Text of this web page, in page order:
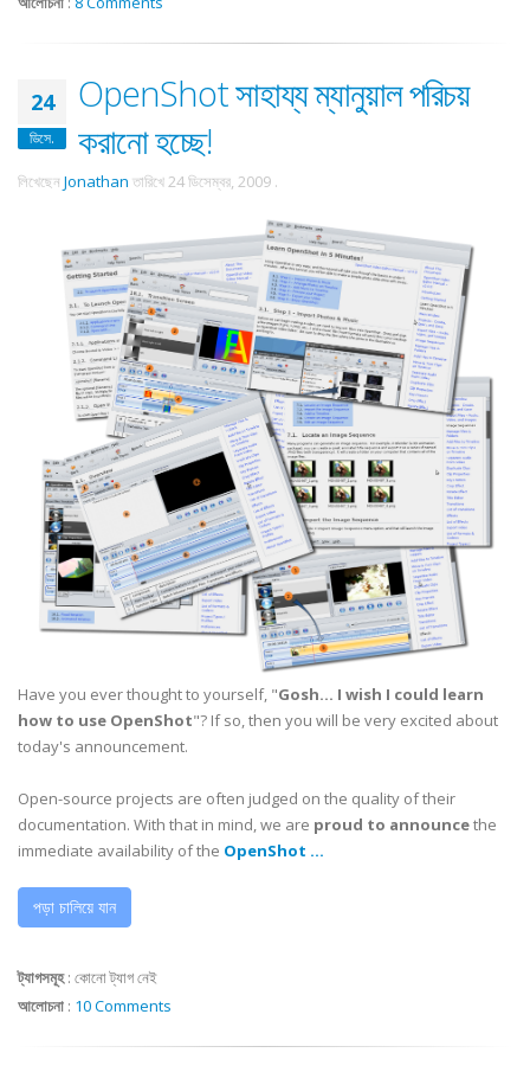
24
ডিসে.
OpenShot সাহায্য ম্যানুয়াল পরিচয়
করানো হচ্ছে!
লিখেছেন Jonathan তারিখে24 ডিসেম্বর, 2009 .
Have you ever thought to yourself, "Gosh... I wish I could learn
how to use OpenShot"? If so, then you will be very excited about
today's announcement.
Open-source projects are often judged on the quality of their
documentation. With that in mind, we are proud to announcethe
immediate availability of the OpenShot ...
পড়া চালিয়ে যান
ট্যাগসমূহ: কোনো ট্যাগ নেই
আলোচনা : 10 Comments